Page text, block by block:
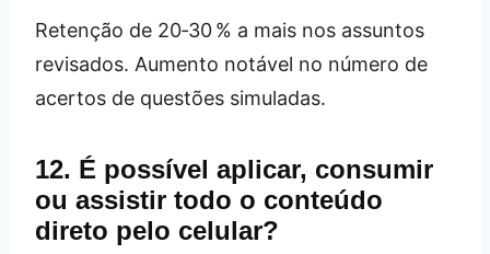
Retenção de 20‑30 % a mais nos assuntos
revisados. Aumento notável no número de
acertos de questões simuladas.
12. É possível aplicar, consumir
ou assistir todo o conteúdo
direto pelo celular?